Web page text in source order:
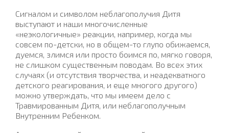
Сигналом и символом неблагополучия Дитя
выступают и наши многочисленные
«неэкологичные» реакции, например, когда мы
совсем по-детски, но в общем-то глупо обижаемся,
дуемся, злимся или просто боимся по, мягко говоря,
не слишком существенным поводам. Во всех этих
случаях (и отсутствия творчества, и неадекватного
детского реагирования, и еще многого другого)
можно утверждать, что мы имеем дело с
Травмированным Дитя, или неблагополучным
Внутренним Ребенком.